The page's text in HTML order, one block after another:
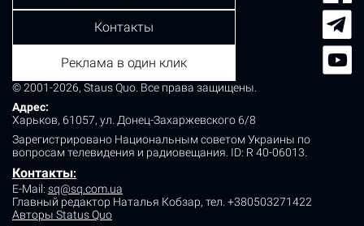
© 2001-2026, Staus Quo. Все права защищены.
Адрес:
Харьков, 61057, ул. Донец-Захаржевского 6/8
Зарегистрировано Национальным советом Украины по
вопросам телевидения и радиовещания. ID: R 40-06013.
Контакты:
E-Mail: sq@sq.com.ua
Главный редактор Наталья Кобзар, тел. +380503271422
Авторы Status Quo
Контакты
Реклама в один клик